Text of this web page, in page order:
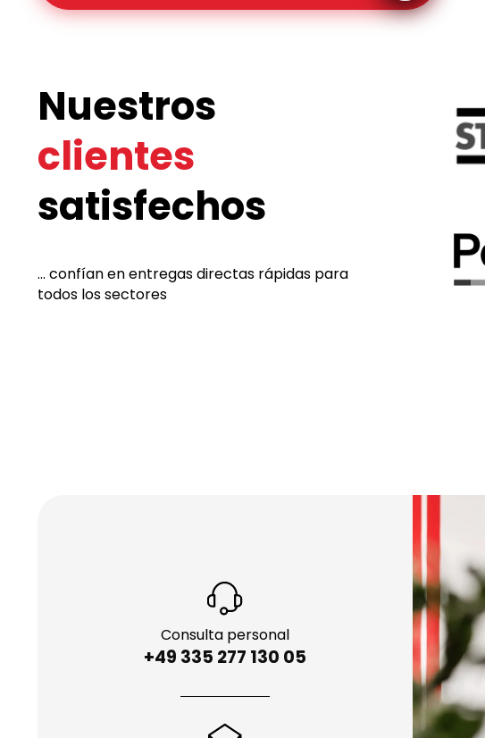
Nuestros
clientes
satisfechos
... confían en entregas directas rápidas para
todos los sectores
Consulta personal
+49 335 277 130 05